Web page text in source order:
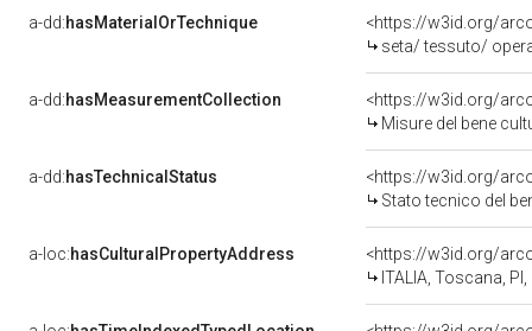
a-dd:hasMaterialOrTechnique
<https://w3id.org/
seta/ tessuto/
a-dd:hasMeasurementCollection
<https://w3id.org/
Misure del bene
a-dd:hasTechnicalStatus
<https://w3id.org/
Stato tecnico del
a-loc:hasCulturalPropertyAddress
<https://w3id.org/
ITALIA, Toscana,